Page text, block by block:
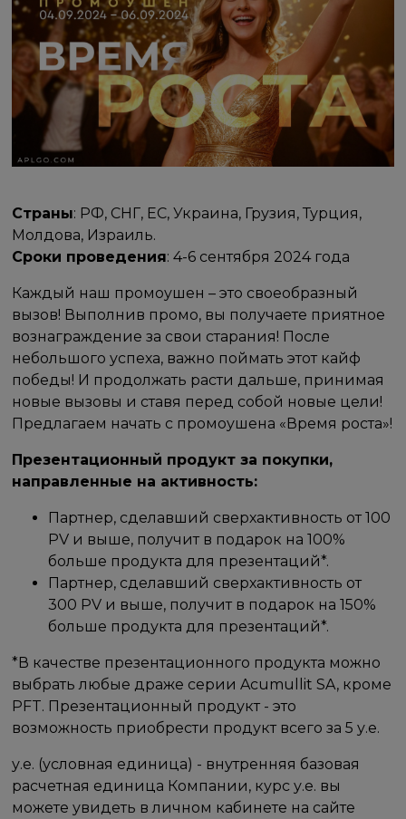
Страны: РФ, СНГ, ЕС, Украина, Грузия, Турция,
Молдова, Израиль.
Сроки проведения: 4-6 сентября 2024 года
Каждый наш промоушен – это своеобразный
вызов! Выполнив промо, вы получаете приятное
вознаграждение за свои старания! После
небольшого успеха, важно поймать этот кайф
победы! И продолжать расти дальше, принимая
новые вызовы и ставя перед собой новые цели!
Предлагаем начать с промоушена «Время роста»!
Презентационный продукт за покупки,
направленные на активность:
Партнер, сделавший сверхактивность от 100
PV и выше, получит в подарок на 100%
больше продукта для презентаций*.
Партнер, сделавший сверхактивность от
300 PV и выше, получит в подарок на 150%
больше продукта для презентаций*.
*В качестве презентационного продукта можно
выбрать любые драже серии Acumullit SA, кроме
PFT. Презентационный продукт - это
возможность приобрести продукт всего за 5 у.е.
у.е. (условная единица) - внутренняя базовая
расчетная единица Компании, курс у.е. вы
можете увидеть в личном кабинете на сайте